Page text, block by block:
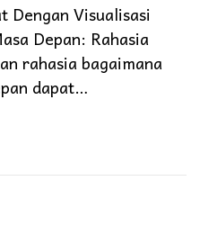
Dengan Visualisasi
Depan: Rahasia
rahasia bagaimana
dapat…